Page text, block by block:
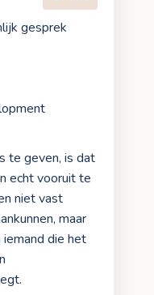
gesprek
te geven, is dat
echt vooruit te
niet vast
maar
die het